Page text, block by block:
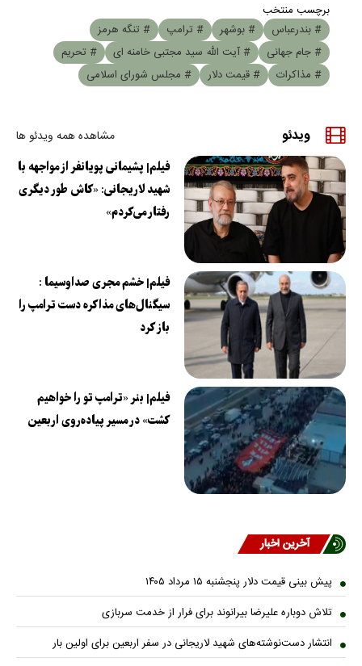
برچسب منتخب
# بندرعباس
# بوشهر # ترامپ
# تنگه هرمز
# جام جهانی
# آیت الله سید مجتبی خامنه ای
# تحریم
# مذاکرات
# قیمت دلار # مجلس شورای اسلامی
ویدئو مشاهده همه ویدئو ها
فیلم| پشیمانی پویانفر از مواجهه با
شهید لاریجانی: «کاش طور دیگری
رفتار می‌کردم»
فیلم| خشم مجری صداوسیما :
سیگنال‌های مذاکره دست ترامپ را
باز کرد
فیلم| بنر «ترامپ تو را خواهیم
کشت» در مسیر پیاده‌روی اربعین
آخرین اخبار
پیش ‌بینی قیمت دلار پنجشنبه ۱۵ مرداد ۱۴۰۵
تلاش دوباره علیرضا بیرانوند برای فرار از خدمت سربازی
انتشار دست‌نوشته‌های شهید لاریجانی در سفر اربعین برای اولین بار